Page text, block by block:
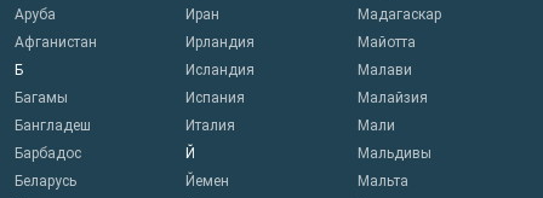
Аруба
Афганистан
Б
Багамы
Бангладеш
Барбадос
Беларусь
Иран
Ирландия
Исландия
Испания
Италия
Й
Йемен
Мадагаскар
Майотта
Малави
Малайзия
Мали
Мальдивы
Мальта